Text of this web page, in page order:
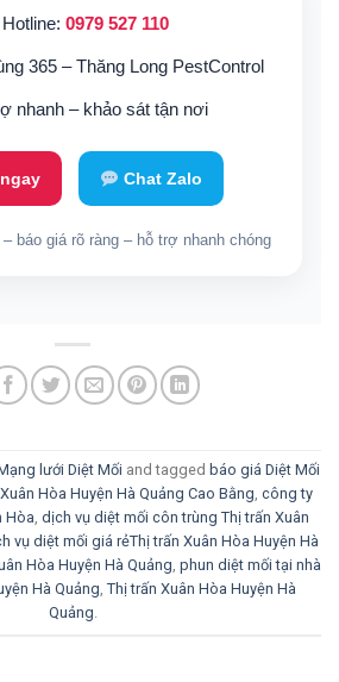
Hotline: 0979 527 110
365 – Thăng Long PestControl
nhanh – khảo sát tận nơi
Chat Zalo
báo giá rõ ràng – hỗ trợ nhanh chóng
lưới Diệt Mối and tagged báo giá Diệt Mối
Hòa Huyện Hà Quảng Cao Bằng, công ty
Hòa, dịch vụ diệt mối côn trùng Thị trấn Xuân
vụ diệt mối giá rẻThị trấn Xuân Hòa Huyện Hà
Hòa Huyện Hà Quảng, phun diệt mối tại nhà
Hà Quảng, Thị trấn Xuân Hòa Huyện Hà
Quảng.